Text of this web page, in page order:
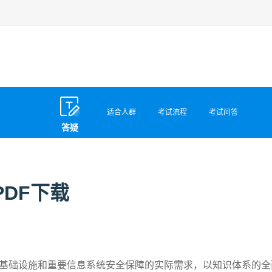
答疑
适合人群 考试流程 考试问答
下载
础设施和重要信息系统安全保障的实际需求，以知识体系的